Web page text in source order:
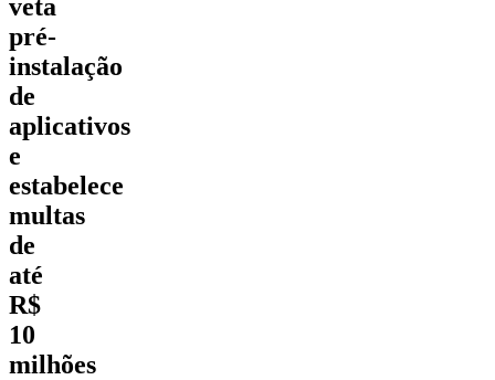
veta
pré-
instalação
de
aplicativos
e
estabelece
multas
de
até
R$
10
milhões